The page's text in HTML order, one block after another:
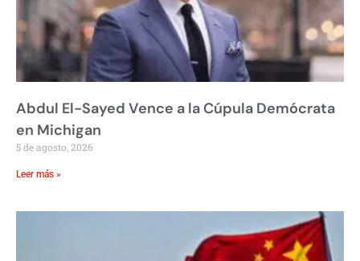
Abdul El-Sayed Vence a la Cúpula Demócrata
en Michigan
5 de agosto, 2026
Leer más »